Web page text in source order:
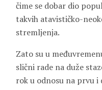
čime se dobar dio
takvih atavističko-
stremljenja.
Zato su u
slični rade na duže
rok u odnosu na prvu i